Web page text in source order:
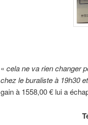
« cela ne va rien changer
chez le buraliste à 19h30
gain à 1558,00 € lui a